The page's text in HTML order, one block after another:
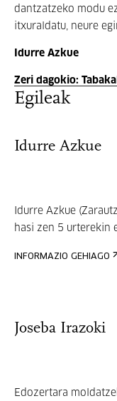
dantzatzeko modu
itxuraldatu, neure
Idurre Azkue
Zeri dagokio:
Egileak
Idurre Azkue
Idurre Azkue
hasi zen 5 urterekin
INFORMAZIO GEHIAGO
Joseba Irazoki
Edozertara